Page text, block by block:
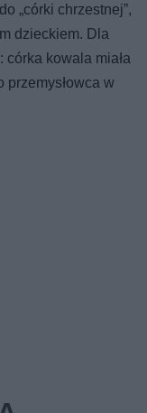
„córki chrzestnej”,
dzieckiem. Dla
córka kowala miała
przemysłowca w